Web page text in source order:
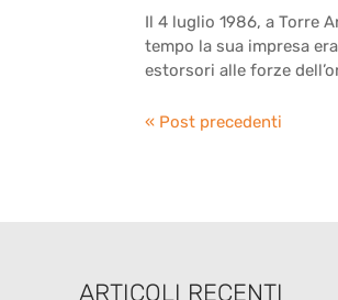
Il 4 luglio 1986, a Torre
tempo la sua impresa
estorsori alle forze
« Post precedenti
ARTICOLI RECENTI